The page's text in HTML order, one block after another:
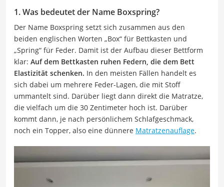
1. Was bedeutet der Name Boxspring?
Der Name Boxspring setzt sich zusammen aus den
beiden englischen Worten „Box“ für Bettkasten und
„Spring“ für Feder. Damit ist der Aufbau dieser Bettform
klar: Auf dem Bettkasten ruhen Federn, die dem Bett
Elastizität schenken. In den meisten Fällen handelt es
sich dabei um mehrere Feder-Lagen, die mit Stoff
ummantelt sind. Darüber liegt dann direkt die Matratze,
die vielfach um die 30 Zentimeter hoch ist. Darüber
kommt dann, je nach persönlichem Schlafgeschmack,
noch ein Topper, also eine dünnere Matratzenauflage.